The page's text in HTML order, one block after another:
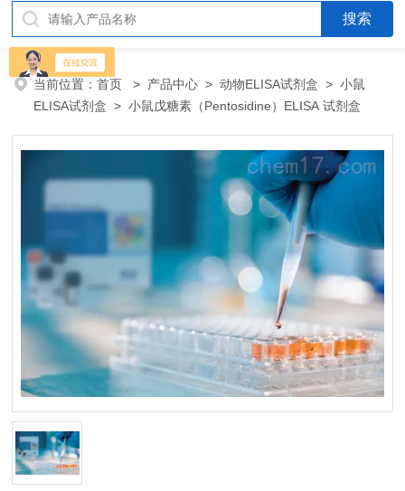
当前位置：首页 > 产品中心 >动物ELISA试剂盒 >小鼠
ELISA试剂盒 > 小鼠戊糖素（Pentosidine）ELISA 试剂盒